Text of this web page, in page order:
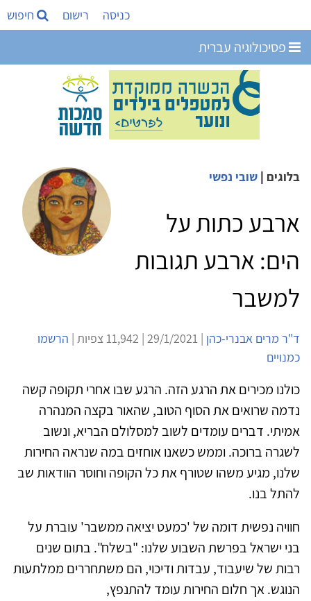
כניסה רישום חיפוש
פסיכולוגיה עברית
בלוגים | שובי נפשי
ארבע כתות על
הים: ארבע תגובות
למשבר
ד"ר מרים אבנרי-כהן | 29/1/2021 | 11,942 צפיות |
הרשמו
כמנויים
כולנו מכירים את הרגע הזה. הרגע שבו אחרי תקופה קשה
נדמה שרואים את הסוף הטוב, שהאור בקצה המנהרה
אמיתי. דברים עומדים לשוב למסלולם הבריא, ונשוב
לשגרה ברוכה. וממש כשאנו אוחזים במה שנראה החירות
שלנו, מגיע משהו שטורף את כל הקופה וחוסר הוודאות שב
להתל בנו.
חוויה נפשית דומה של 'כמעט יציאה ממשבר' עוברת על
בני ישראל בפרשת השבוע שלנו: "בשלח". בתום שנים
רבות של שיעבוד, עבדות ודיכוי, הם משתחררים ממלתעות
הנוגש. אך חלום החירות עומד להתנפץ,